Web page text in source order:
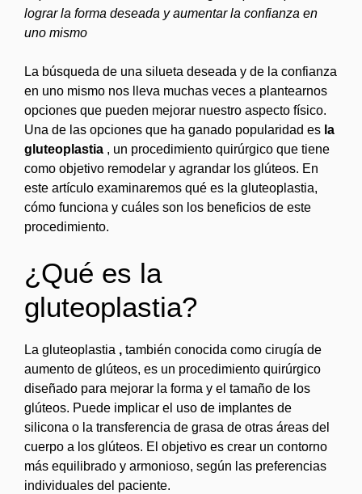
lograr la forma deseada y aumentar la confianza en
uno mismo
La búsqueda de una silueta deseada y de la confianza
en uno mismo nos lleva muchas veces a plantearnos
opciones que pueden mejorar nuestro aspecto físico.
Una de las opciones que ha ganado popularidad es la
gluteoplastia , un procedimiento quirúrgico que tiene
como objetivo remodelar y agrandar los glúteos. En
este artículo examinaremos qué es la gluteoplastia,
cómo funciona y cuáles son los beneficios de este
procedimiento.
¿Qué es la
gluteoplastia?
La gluteoplastia , también conocida como cirugía de
aumento de glúteos, es un procedimiento quirúrgico
diseñado para mejorar la forma y el tamaño de los
glúteos. Puede implicar el uso de implantes de
silicona o la transferencia de grasa de otras áreas del
cuerpo a los glúteos. El objetivo es crear un contorno
más equilibrado y armonioso, según las preferencias
individuales del paciente.